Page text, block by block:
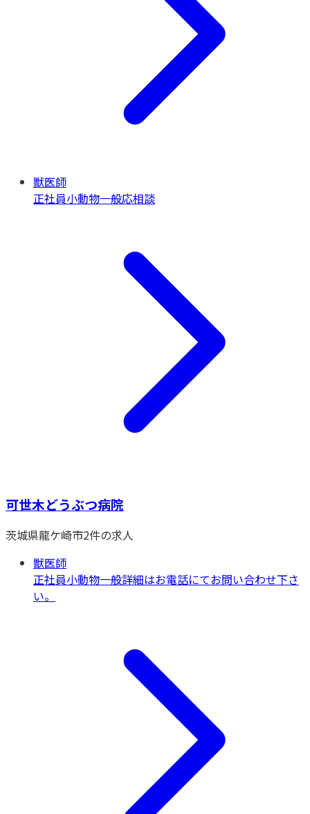
獣医師
正社員小動物一般応相談
可世木どうぶつ病院
茨城県龍ケ崎市2件の求人
獣医師
正社員小動物一般詳細はお電話にてお問い合わせ下さ
い。